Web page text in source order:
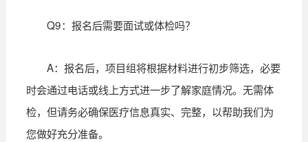
Q9：报名后需要面试或体检吗？
A：报名后，项目组将根据材料进行初步筛选，必要
时会通过电话或线上方式进一步了解家庭情况。无需体
检，但请务必确保医疗信息真实、完整，以帮助我们为
您做好充分准备。